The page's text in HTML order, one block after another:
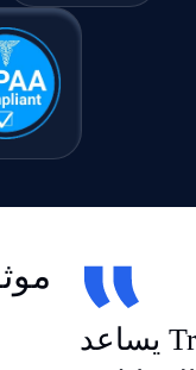
يساعد Transkriptor فريقنا